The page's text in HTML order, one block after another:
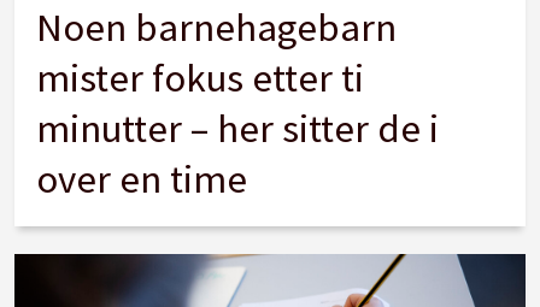
Noen barnehagebarn
mister fokus etter ti
minutter – her sitter de i
over en time